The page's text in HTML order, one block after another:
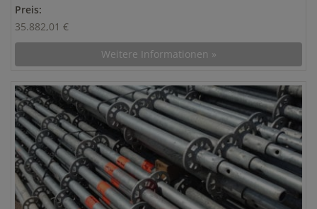
Preis:
35.882,01 €
Weitere Informationen »